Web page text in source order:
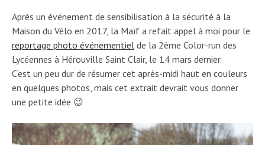
Après un événement de sensibilisation à la sécurité à la
Maison du Vélo en 2017, la Maïf a refait appel à moi pour le
reportage photo événementiel de la 2ème Color-run des
Lycéennes à Hérouville Saint Clair, le 14 mars dernier.
C’est un peu dur de résumer cet après-midi haut en couleurs
en quelques photos, mais cet extrait devrait vous donner
une petite idée 😉